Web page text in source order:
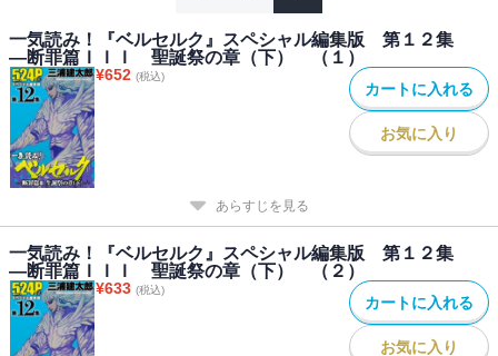
一気読み！『ベルセルク』スペシャル編集版 第１２集
―断罪篇ＩＩＩ 聖誕祭の章（下） （１）
¥652 (税込)
カートに入れる
お気に入り
あらすじを見る
一気読み！『ベルセルク』スペシャル編集版 第１２集
―断罪篇ＩＩＩ 聖誕祭の章（下） （２）
¥633 (税込)
カートに入れる
お気に入り